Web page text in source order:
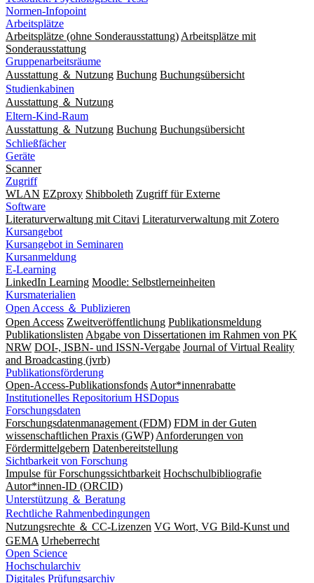
Normen-Infopoint
Arbeitsplätze
Arbeitsplätze (ohne Sonderausstattung) Arbeitsplätze mit
Sonderausstattung
Gruppenarbeitsräume
Ausstattung ＆ Nutzung Buchung Buchungsübersicht
Studienkabinen
Ausstattung ＆ Nutzung
Eltern-Kind-Raum
Ausstattung ＆ Nutzung Buchung Buchungsübersicht
Schließfächer
Geräte
Scanner
Zugriff
WLAN EZproxy Shibboleth Zugriff für Externe
Software
Literaturverwaltung mit Citavi Literaturverwaltung mit Zotero
Kursangebot
Kursangebot in Seminaren
Kursanmeldung
E-Learning
LinkedIn Learning Moodle: Selbstlerneinheiten
Kursmaterialien
Open Access ＆ Publizieren
Open Access Zweitveröffentlichung Publikationsmeldung
Publikationslisten Abgabe von Dissertationen im Rahmen von PK
NRW DOI-, ISBN- und ISSN-Vergabe Journal of Virtual Reality
and Broadcasting (jvrb)
Publikationsförderung
Open-Access-Publikationsfonds Autor*innenrabatte
Institutionelles Repositorium HSDopus
Forschungsdaten
Forschungsdatenmanagement (FDM) FDM in der Guten
wissenschaftlichen Praxis (GWP) Anforderungen von
Fördermittelgebern Datenbereitstellung
Sichtbarkeit von Forschung
Impulse für Forschungssichtbarkeit Hochschulbibliografie
Autor*innen-ID (ORCID)
Unterstützung ＆ Beratung
Rechtliche Rahmenbedingungen
Nutzungsrechte ＆ CC-Lizenzen VG Wort, VG Bild-Kunst und
GEMA Urheberrecht
Open Science
Hochschularchiv
Digitales Prüfungsarchiv